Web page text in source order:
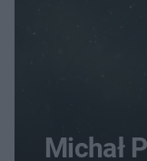
Michał